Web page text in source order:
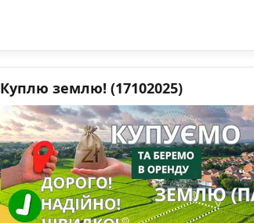
Куплю землю! (17102025)